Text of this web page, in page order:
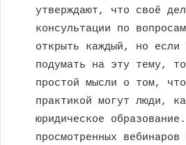
утверждают, что своё
консультации по
открыть каждый, но если
подумать на эту тему,
простой мысли о том,
практикой могут люди,
юридическое
просмотренных